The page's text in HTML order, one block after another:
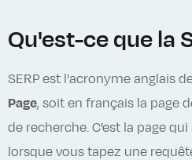
Qu'est-ce que la
SERP est l'acronyme anglais
Page, soit en français la page
de recherche. C'est la page
lorsque vous tapez une